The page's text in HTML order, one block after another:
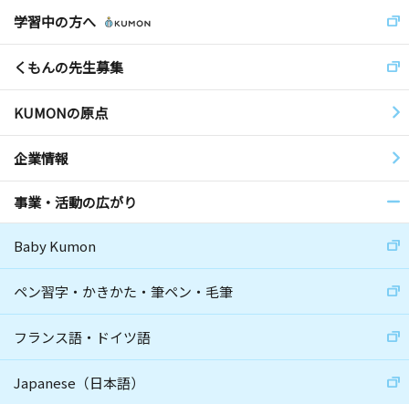
学習中の方へ
くもんの先生募集
KUMONの原点
企業情報
事業・活動の広がり
Baby Kumon
ペン習字・かきかた・筆ペン・毛筆
フランス語・ドイツ語
Japanese（日本語）